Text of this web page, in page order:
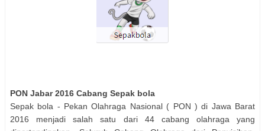
PON Jabar 2016 Cabang Sepak bola
Sepak bola - Pekan Olahraga Nasional ( PON ) di Jawa Barat
2016 menjadi salah satu dari 44 cabang olahraga yang